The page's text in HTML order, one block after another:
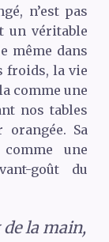
n’est pas
un véritable
même dans
froids, la vie
comme une
nos tables
Sa
une
goût du
la main,